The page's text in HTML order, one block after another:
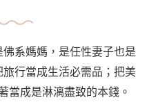
系媽媽，是任性妻子也是
行當成生活必需品；把美
當成是淋漓盡致的本錢。